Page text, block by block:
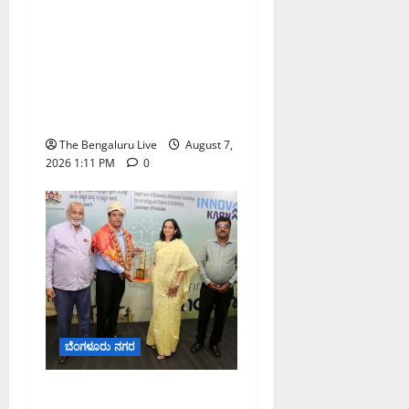
The Bengaluru Live
August 7,
2026 1:11 PM
0
ಬೆಂಗಳೂರು ನಗರ